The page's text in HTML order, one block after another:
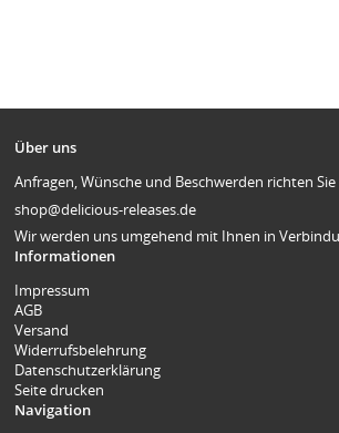
Über uns
Anfragen, Wünsche und Beschwerden richten
shop@delicious-releases.de
Wir werden uns umgehend mit Ihnen in
Informationen
Impressum
AGB
Versand
Widerrufsbelehrung
Datenschutzerklärung
Seite drucken
Navigation